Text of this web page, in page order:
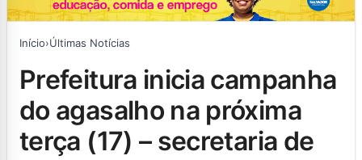
Início›Últimas Notícias
prefeitura inicia campanha
do agasalho na próxima
terça (17) – secretaria de